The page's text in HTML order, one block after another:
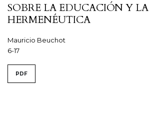
SOBRE LA EDUCACIÓN Y LA
HERMENÉUTICA
Mauricio Beuchot
6-17
PDF